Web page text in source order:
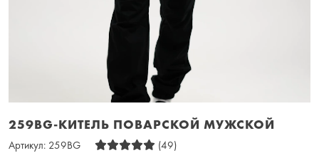
259BG-КИТЕЛЬ ПОВАРСКОЙ МУЖСКОЙ
Артикул: 259BG
(49)